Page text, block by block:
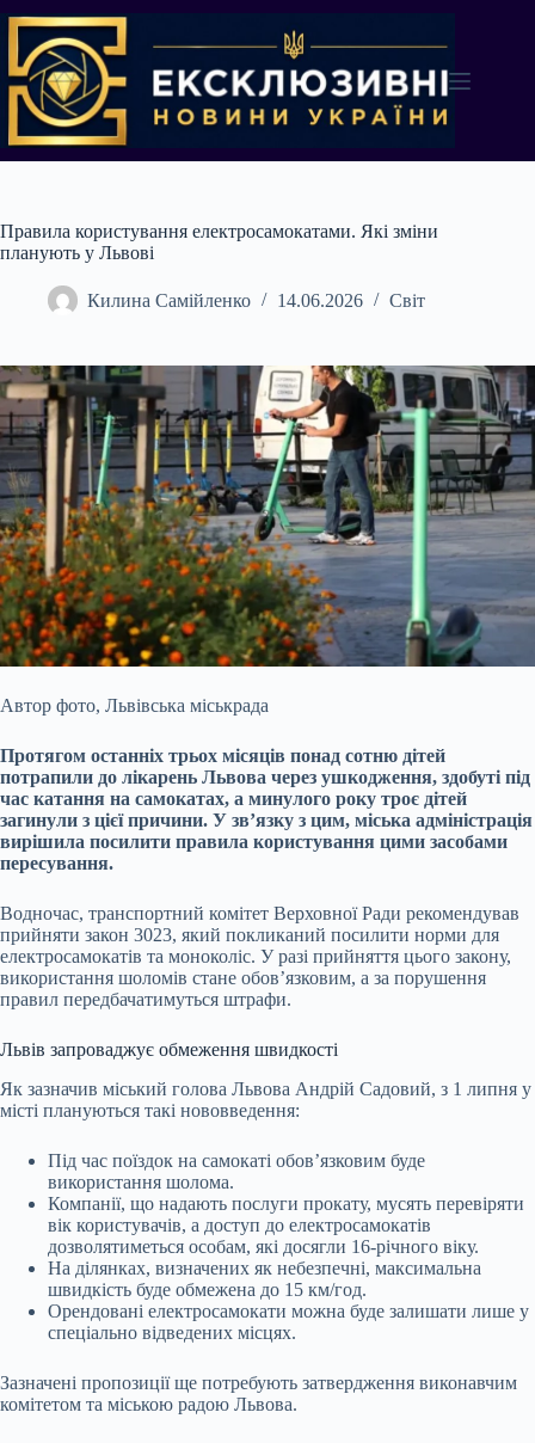
до
вмісту
Правила користування електросамокатами. Які зміни
планують у Львові
Килина Самійленко 14.06.2026 Світ
Автор фото, Львівська міськрада
Протягом останніх трьох місяців понад сотню дітей
потрапили до лікарень Львова через ушкодження, здобуті під
час катання на самокатах, а минулого року троє дітей
загинули з цієї причини. У зв’язку з цим, міська адміністрація
вирішила посилити правила користування цими засобами
пересування.
Водночас, транспортний комітет Верховної Ради рекомендував
прийняти закон 3023, який покликаний посилити норми для
електросамокатів та моноколіс. У разі прийняття цього закону,
використання шоломів стане обов’язковим, а за порушення
правил передбачатимуться штрафи.
Львів запроваджує обмеження швидкості
Як зазначив міський голова Львова Андрій Садовий, з 1 липня у
місті плануються такі нововведення:
Під час поїздок на самокаті обов’язковим буде
використання шолома.
Компанії, що надають послуги прокату, мусять перевіряти
вік користувачів, а доступ до електросамокатів
дозволятиметься особам, які досягли 16-річного віку.
На ділянках, визначених як небезпечні, максимальна
швидкість буде обмежена до 15 км/год.
Орендовані електросамокати можна буде залишати лише у
спеціально відведених місцях.
Зазначені пропозиції ще потребують затвердження виконавчим
комітетом та міською радою Львова.